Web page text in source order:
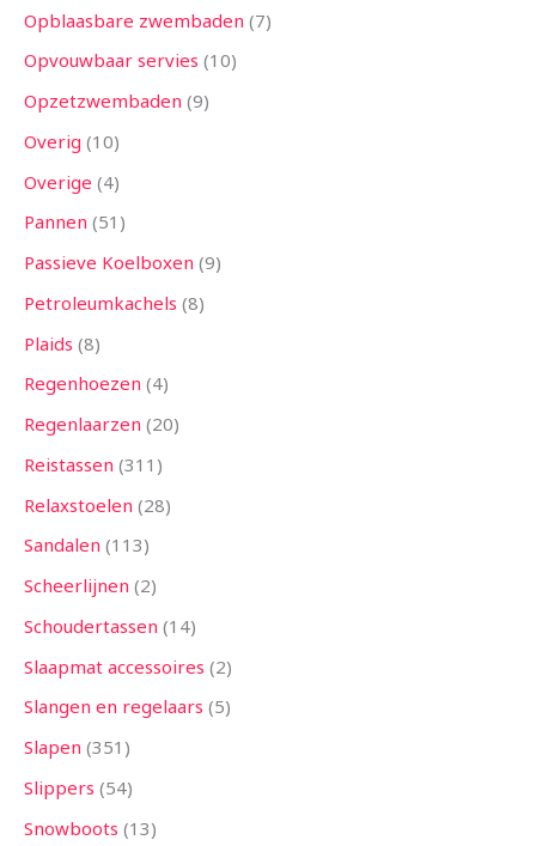
Opblaasbare zwembaden 7
Opvouwbaar servies 10
Opzetzwembaden 9
Overig 10
Overige 4
Pannen 51
Passieve Koelboxen 9
Petroleumkachels 8
Plaids 8
Regenhoezen 4
Regenlaarzen 20
Reistassen 311
Relaxstoelen 28
Sandalen 113
Scheerlijnen 2
Schoudertassen 14
Slaapmat accessoires 2
Slangen en regelaars 5
Slapen 351
Slippers 54
Snowboots 13